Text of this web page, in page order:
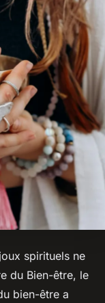
spirituels ne
du Bien-être, le
bien-être a